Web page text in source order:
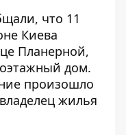
что 11
Киева
Планерной,
дом.
произошло
жилья